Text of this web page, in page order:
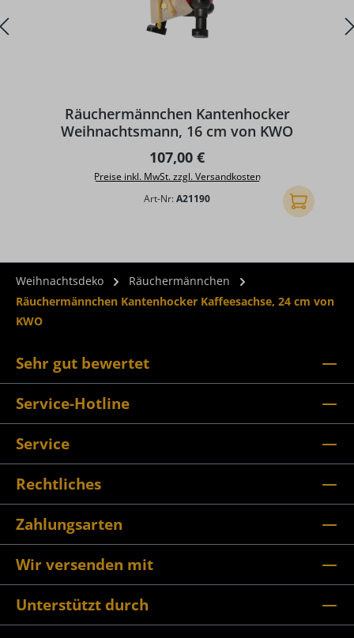
Räuchermännchen Kantenhocker
Weihnachtsmann, 16 cm von KWO
Regulärer Preis:
107,00 €
Preise inkl. MwSt. zzgl. Versandkosten
Art-Nr:A21190 In den
Weihnachtsdeko
Räuchermännchen
Räuchermännchen Kantenhocker Kaffeesachse, 24 cm von
KWO
Sehr gut bewertet
Service-Hotline
Service
Rechtliches
Zahlungsarten
Wir versenden mit
Unterstützt durch